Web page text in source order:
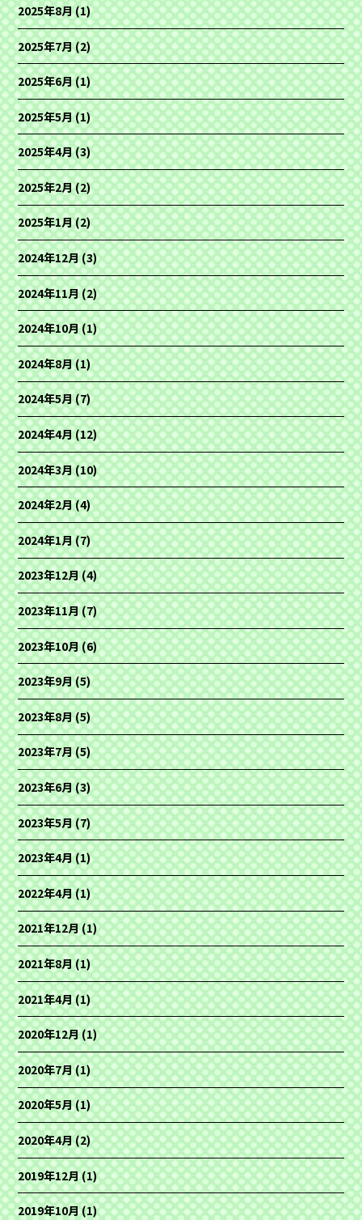
2025年8月(1)
2025年7月(2)
2025年6月(1)
2025年5月(1)
2025年4月(3)
2025年2月(2)
2025年1月(2)
2024年12月(3)
2024年11月(2)
2024年10月(1)
2024年8月(1)
2024年5月(7)
2024年4月(12)
2024年3月(10)
2024年2月(4)
2024年1月(7)
2023年12月(4)
2023年11月(7)
2023年10月(6)
2023年9月(5)
2023年8月(5)
2023年7月(5)
2023年6月(3)
2023年5月(7)
2023年4月(1)
2022年4月(1)
2021年12月(1)
2021年8月(1)
2021年4月(1)
2020年12月(1)
2020年7月(1)
2020年5月(1)
2020年4月(2)
2019年12月(1)
2019年10月(1)